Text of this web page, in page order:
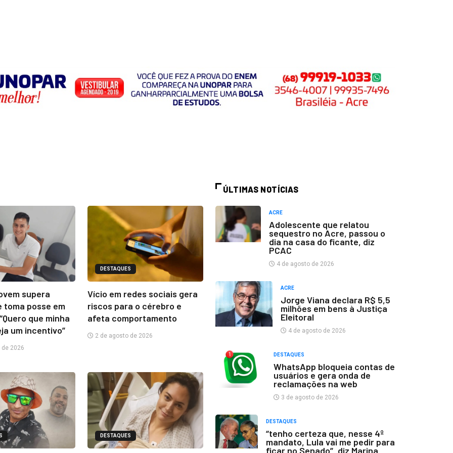
supera
toma posse em
que minha
um incentivo”
2026
DESTAQUES
Vício em redes sociais gera
riscos para o cérebro e
afeta comportamento
2 de agosto de 2026
DESTAQUES
ÚLTIMAS NOTÍCIAS
ACRE
Adolescente que relatou
sequestro no Acre, passou o
dia na casa do ficante, diz
PCAC
4 de agosto de 2026
ACRE
Jorge Viana declara R$ 5,5
milhões em bens à Justiça
Eleitoral
4 de agosto de 2026
DESTAQUES
WhatsApp bloqueia contas de
usuários e gera onda de
reclamações na web
3 de agosto de 2026
DESTAQUES
“tenho certeza que, nesse 4º
mandato, Lula vai me pedir para
ficar no Senado”, diz Marina